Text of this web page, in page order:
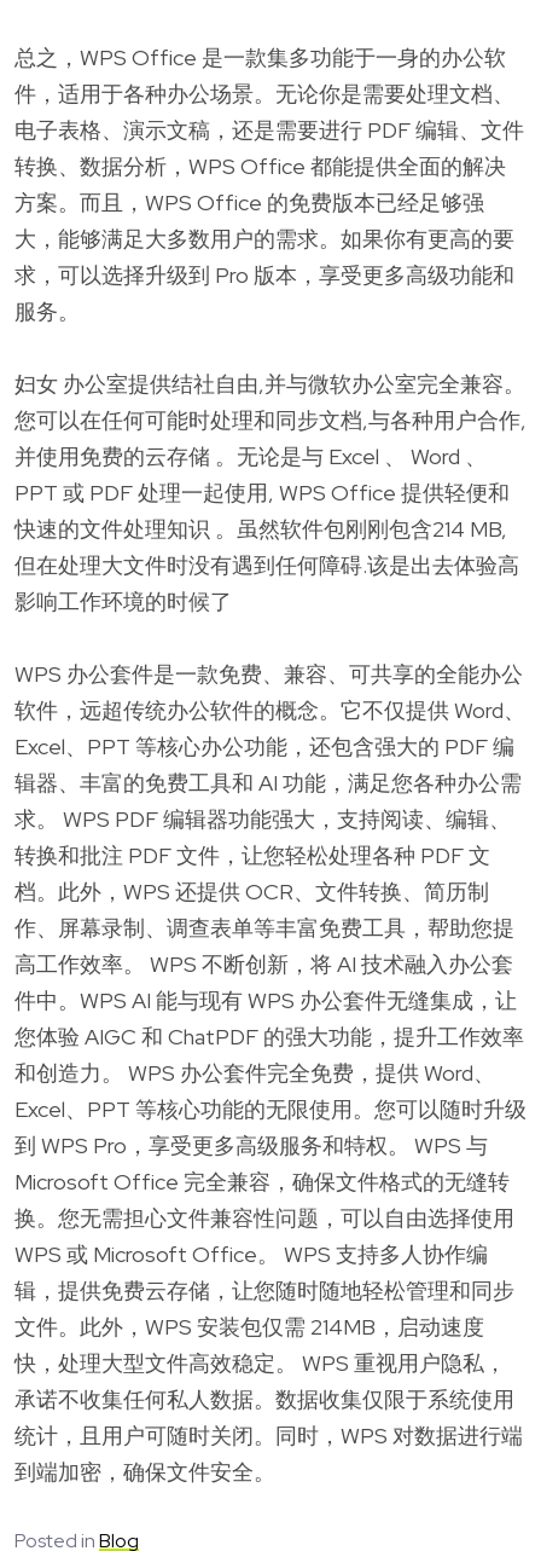
总之，WPS Office 是一款集多功能于一身的办公软
件，适用于各种办公场景。无论你是需要处理文档、
电子表格、演示文稿，还是需要进行 PDF 编辑、文件
转换、数据分析，WPS Office 都能提供全面的解决
方案。而且，WPS Office 的免费版本已经足够强
大，能够满足大多数用户的需求。如果你有更高的要
求，可以选择升级到 Pro 版本，享受更多高级功能和
服务。
妇女 办公室提供结社自由,并与微软办公室完全兼容。
您可以在任何可能时处理和同步文档,与各种用户合作,
并使用免费的云存储 。无论是与 Excel 、 Word 、
PPT 或 PDF 处理一起使用, WPS Office 提供轻便和
快速的文件处理知识 。虽然软件包刚刚包含214 MB,
但在处理大文件时没有遇到任何障碍.该是出去体验高
影响工作环境的时候了
WPS 办公套件是一款免费、兼容、可共享的全能办公
软件，远超传统办公软件的概念。它不仅提供 Word、
Excel、PPT 等核心办公功能，还包含强大的 PDF 编
辑器、丰富的免费工具和 AI 功能，满足您各种办公需
求。 WPS PDF 编辑器功能强大，支持阅读、编辑、
转换和批注 PDF 文件，让您轻松处理各种 PDF 文
档。此外，WPS 还提供 OCR、文件转换、简历制
作、屏幕录制、调查表单等丰富免费工具，帮助您提
高工作效率。 WPS 不断创新，将 AI 技术融入办公套
件中。WPS AI 能与现有 WPS 办公套件无缝集成，让
您体验 AIGC 和 ChatPDF 的强大功能，提升工作效率
和创造力。 WPS 办公套件完全免费，提供 Word、
Excel、PPT 等核心功能的无限使用。您可以随时升级
到 WPS Pro，享受更多高级服务和特权。 WPS 与
Microsoft Office 完全兼容，确保文件格式的无缝转
换。您无需担心文件兼容性问题，可以自由选择使用
WPS 或 Microsoft Office。 WPS 支持多人协作编
辑，提供免费云存储，让您随时随地轻松管理和同步
文件。此外，WPS 安装包仅需 214MB，启动速度
快，处理大型文件高效稳定。 WPS 重视用户隐私，
承诺不收集任何私人数据。数据收集仅限于系统使用
统计，且用户可随时关闭。同时，WPS 对数据进行端
到端加密，确保文件安全。
Posted inBlog